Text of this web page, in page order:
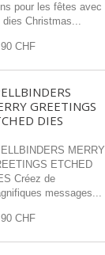
pour les fêtes avec
dies Christmas...
CHF
GREETINGS
DIES
MERRY
ETCHED
Créez de
messages...
CHF